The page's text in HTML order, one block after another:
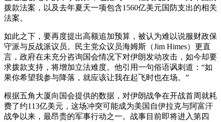
拨款法案，以及去年夏天一项包含1560亿美元国防支出的相关
法案。
如此之下，要再度提出高额追加预算，被认为难以说服财政保
守派与反战派议员。民主党众议员海姆斯（Jim Himes）更直
言，政府在未充分咨询国会情况下对伊朗发动攻击，如今却要
求拨款支持，将增加立法难度。他引用一句俗语讽刺道：“如
果你希望我参与降落，就应该让我在起飞时也在场。”
根据五角大厦向国会提供的数据，对伊朗战争在开战首周就耗
费了约113亿美元，这场冲突可能成为美国自伊拉克与阿富汗
战争以来，最昂贵的军事行动之一。战事目前即将进入第四